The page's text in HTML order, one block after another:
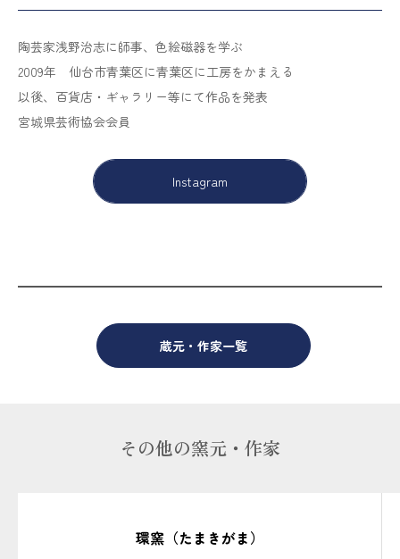
陶芸家浅野治志に師事、色絵磁器を学ぶ
2009年 仙台市青葉区に青葉区に工房をかまえる
以後、百貨店・ギャラリー等にて作品を発表
宮城県芸術協会会員
Instagram
蔵元・作家一覧
その他の窯元・作家
環窯（たまきがま）